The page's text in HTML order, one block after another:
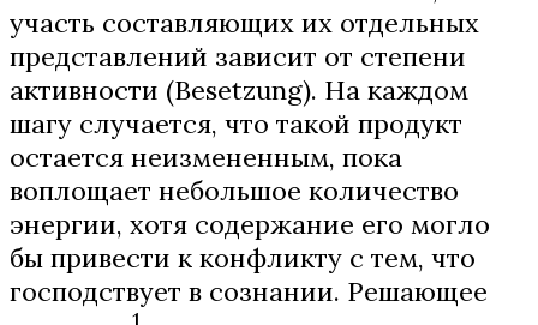
участь составляющих их отдельных
представлений зависит от степени
активности (Besetzung). На каждом
шагу случается, что такой продукт
остается неизмененным, пока
воплощает небольшое количество
энергии, хотя содержание его могло
бы привести к конфликту с тем, что
господствует в сознании. Решающее